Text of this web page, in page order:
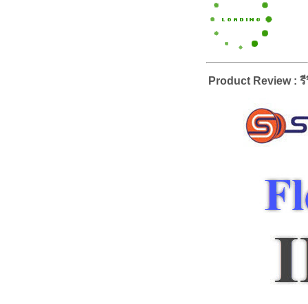
Product Review :